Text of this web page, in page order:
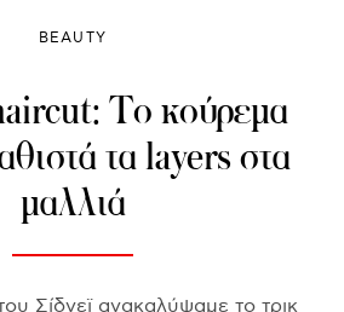
BEAUTY
Το κούρεμα
τα layers στα
μαλλιά
Σίδνεϊ ανακαλύψαμε το τρικ